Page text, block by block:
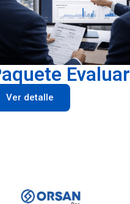
Evaluar
Ver detalle